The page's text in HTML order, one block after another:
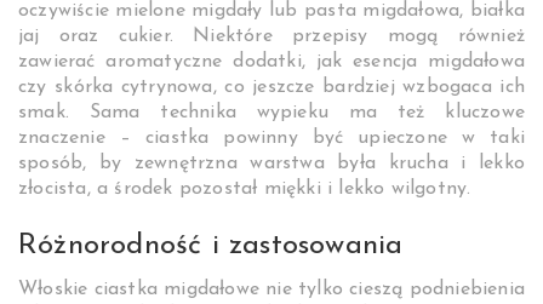
oczywiście mielone migdały lub pasta migdałowa, białka
jaj oraz cukier. Niektóre przepisy mogą również
zawierać aromatyczne dodatki, jak esencja migdałowa
czy skórka cytrynowa, co jeszcze bardziej wzbogaca ich
smak. Sama technika wypieku ma też kluczowe
znaczenie – ciastka powinny być upieczone w taki
sposób, by zewnętrzna warstwa była krucha i lekko
złocista, a środek pozostał miękki i lekko wilgotny.
Różnorodność i zastosowania
Włoskie ciastka migdałowe nie tylko cieszą podniebienia